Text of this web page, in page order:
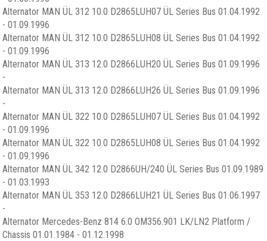
Alternator MAN ÜL 312 10.0 D2865LUH07 ÜL Series Bus 01.04.1992
- 01.09.1996
Alternator MAN ÜL 312 10.0 D2865LUH08 ÜL Series Bus 01.04.1992
- 01.09.1996
Alternator MAN ÜL 313 12.0 D2866LUH20 ÜL Series Bus 01.09.1996
-
Alternator MAN ÜL 313 12.0 D2866LUH26 ÜL Series Bus 01.09.1996
-
Alternator MAN ÜL 322 10.0 D2865LUH07 ÜL Series Bus 01.04.1992
- 01.09.1996
Alternator MAN ÜL 322 10.0 D2865LUH08 ÜL Series Bus 01.04.1992
- 01.09.1996
Alternator MAN ÜL 342 12.0 D2866UH/240 ÜL Series Bus 01.09.1989
- 01.03.1993
Alternator MAN ÜL 353 12.0 D2866LUH21 ÜL Series Bus 01.06.1997
-
Alternator Mercedes-Benz 814 6.0 OM356.901 LK/LN2 Platform /
Chassis 01.01.1984 - 01.12.1998